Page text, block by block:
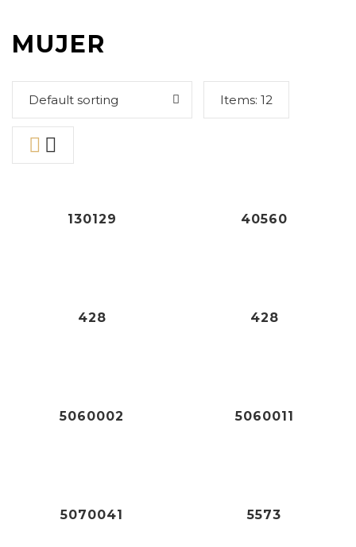
MUJER
Default sorting Items: 12
130129 40560
428 428
5060002 5060011
5070041 5573